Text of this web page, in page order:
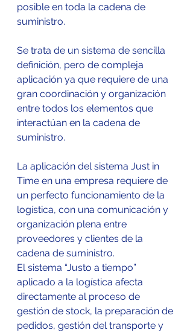
posible en toda la cadena de
suministro.
Se trata de un sistema de sencilla
definición, pero de compleja
aplicación ya que requiere de una
gran coordinación y organización
entre todos los elementos que
interactúan en la cadena de
suministro.
La aplicación del sistema Just in
Time en una empresa requiere de
un perfecto funcionamiento de la
logística, con una comunicación y
organización plena entre
proveedores y clientes de la
cadena de suministro.
El sistema “Justo a tiempo”
aplicado a la logística afecta
directamente al proceso de
gestión de stock, la preparación de
pedidos, gestión del transporte y